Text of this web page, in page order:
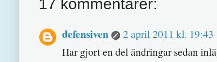
17 kommentarer:
defensiven
2 april 2011 kl. 19:43
Har gjort en del ändringar sedan